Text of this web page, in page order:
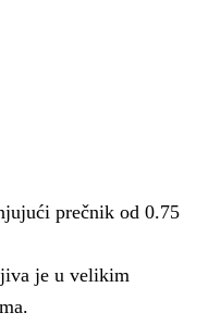
prečnik od 0.75
je u velikim